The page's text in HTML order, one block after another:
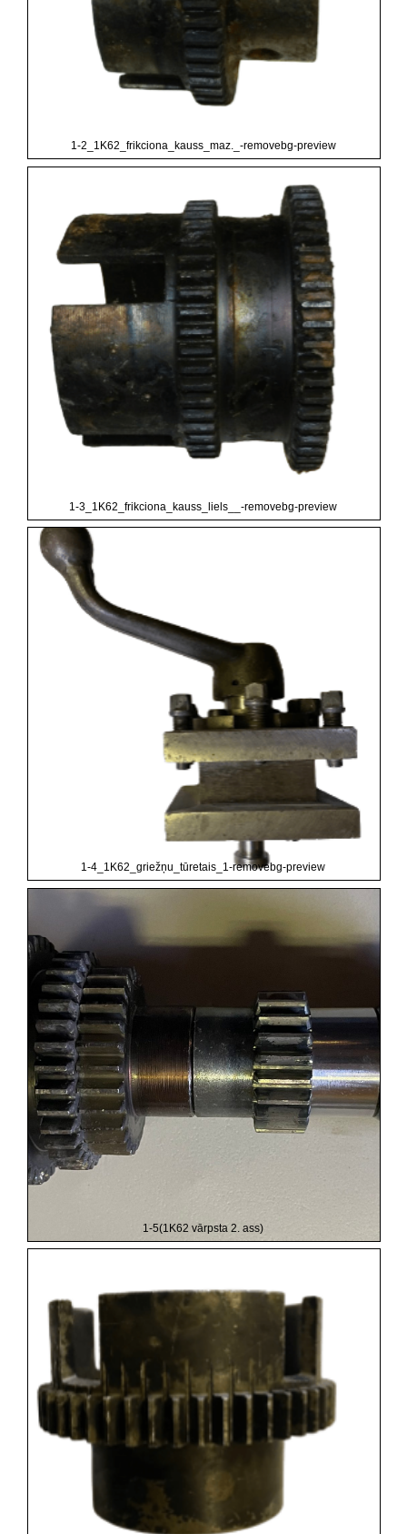
1-2_1K62_frikciona_kauss_maz._-removebg-preview
1-3_1K62_frikciona_kauss_liels__-removebg-preview
1-4_1K62_griežņu_tūretais_1-removebg-preview
1-5(1K62 vārpsta 2. ass)